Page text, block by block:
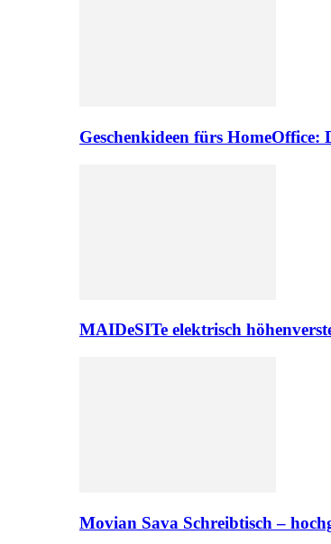
Geschenkideen fürs HomeOffice:
MAIDeSITe elektrisch
Movian Sava Schreibtisch –